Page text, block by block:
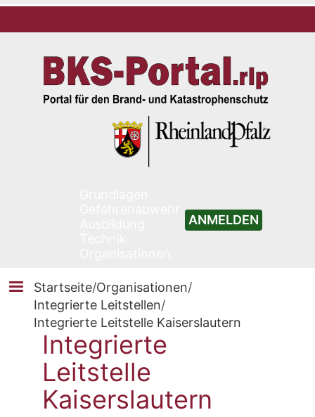
ANMELDEN
Startseite/Organisationen/
Integrierte Leitstellen/
Integrierte Leitstelle Kaiserslautern
Integrierte
Leitstelle
Kaiserslautern